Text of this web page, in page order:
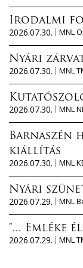
Irodalmi
2026.07.30.
MNL
Nyári
2026.07.30.
MNL
2026.07.30.
MNL
Barnaszén
kiállítás
2026.07.30.
MNL
Nyári
2026.07.29.
MNL
"... Emléke
2026.07.29.
MNL